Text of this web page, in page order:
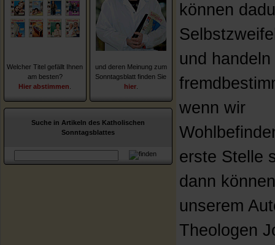
Welcher Titel gefällt Ihnen
am besten?
Hier abstimmen
und deren Meinung zum
Sonntagsblatt finden Sie
hier
Suche in Artikeln des Katholischen
Sonntagsblattes
können
und
wenn wir
erste Stelle
dann
unserem
Theologen